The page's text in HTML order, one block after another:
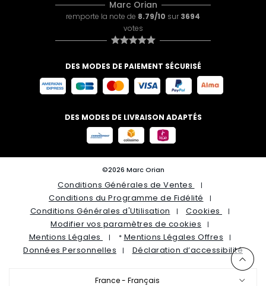
Marc Orian
remporte la note de 8.79/10 sur 3694
votes
DES MODES DE PAIEMENT SÉCURISÉ
DES MODES DE LIVRAISON ADAPTÉS
©2026 Marc Orian
Conditions Générales de Ventes
Conditions du Programme de Fidélité
Conditions Générales d'Utilisation
Cookies
Modifier vos paramètres de cookies
Mentions Légales
* Mentions Légales Offres
Données Personnelles
Déclaration d’accessibilité
France - Français